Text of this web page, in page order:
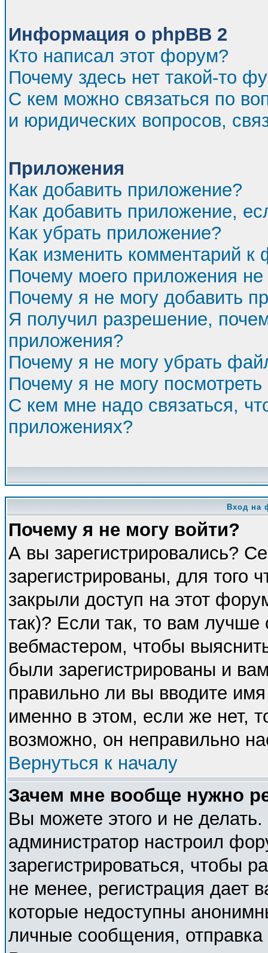
Информация о phpBB 2
Кто написал этот форум?
Почему здесь нет такой-то
С кем можно связаться по
и юридических вопросов,
Приложения
Как добавить приложение?
Как добавить приложение,
Как убрать приложение?
Как изменить комментарий к
Почему моего приложения не
Почему я не могу добавить
Я получил разрешение,
приложения?
Почему я не могу убрать
Почему я не могу
С кем мне надо связаться,
приложениях?
Вход на
Почему я не могу войти?
А вы зарегистрировались?
зарегистрированы, для того
закрыли доступ на этот
так)? Если так, то вам лучше
вебмастером, чтобы
были зарегистрированы и
правильно ли вы вводите
именно в этом, если же нет,
возможно, он неправильно
Вернуться к началу
Зачем мне вообще нужно
Вы можете этого и не делать.
администратор настроил
зарегистрироваться, чтобы
не менее, регистрация дает
которые недоступны
личные сообщения, отправка